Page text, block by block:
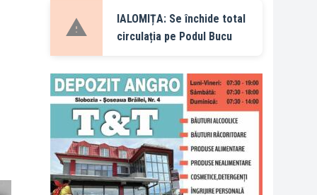
IALOMIȚA: Se închide total
circulația pe Podul Bucu